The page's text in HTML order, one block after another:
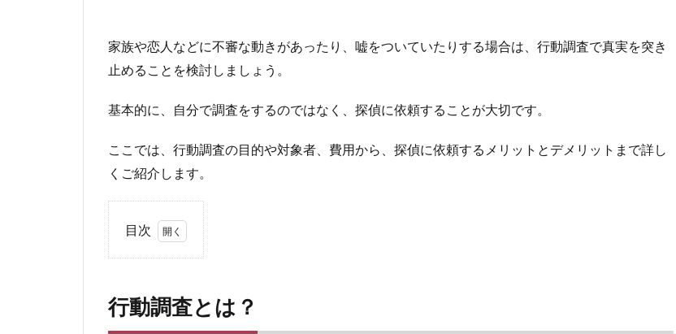
家族や恋人などに不審な動きがあったり、嘘をついていたりする場合は、行動調査で真実を突き
止めることを検討しましょう。
基本的に、自分で調査をするのではなく、探偵に依頼することが大切です。
ここでは、行動調査の目的や対象者、費用から、探偵に依頼するメリットとデメリットまで詳し
くご紹介します。
目次
と
行動調査とは？